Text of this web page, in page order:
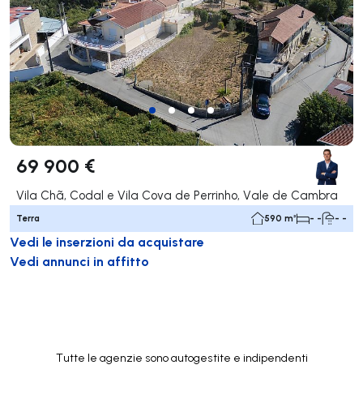
69 900 €
Vila Chã, Codal e Vila Cova de Perrinho, Vale de Cambra
Terra 590 m² - - - -
Vedi le inserzioni da acquistare
Vedi annunci in affitto
Tutte le agenzie sono autogestite e indipendenti